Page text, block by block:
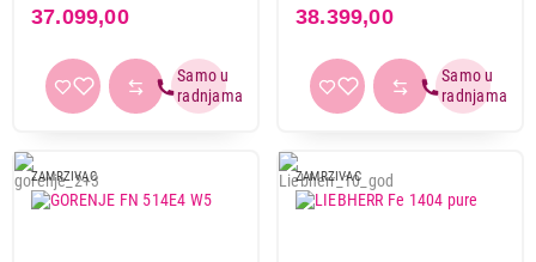
37.099,00 38.399,00
ZAMRZIVAC ZAMRZIVAC